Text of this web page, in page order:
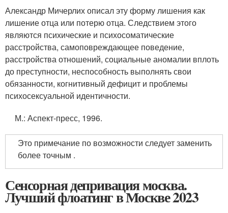
Александр Мичерлих описал эту форму лишения как
лишение отца или потерю отца. Следствием этого
являются психические и психосоматические
расстройства, самоповреждающее поведение,
расстройства отношений, социальные аномалии вплоть
до преступности, неспособность выполнять свои
обязанности, когнитивный дефицит и проблемы
психосексуальной идентичности.
М.: Аспект-пресс, 1996.
Это примечание по возможности следует заменить
более точным .
Сенсорная депривация москва.
Лучший флоатинг в Москве 2023